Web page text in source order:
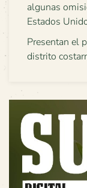
algunas
Estados
Presentan el
distrito